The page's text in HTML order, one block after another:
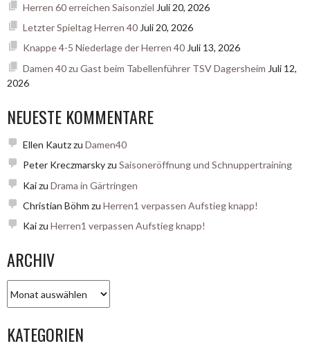
Herren 60 erreichen Saisonziel Juli 20, 2026
Letzter Spieltag Herren 40 Juli 20, 2026
Knappe 4-5 Niederlage der Herren 40Juli 13, 2026
Damen 40 zu Gast beim Tabellenführer TSV Dagersheim Juli 12,
2026
NEUESTE KOMMENTARE
Ellen Kautzzu Damen40
Peter Kreczmarskyzu Saisoneröffnung und Schnuppertraining
Kaizu Drama in Gärtringen
Christian Böhm zu Herren1 verpassen Aufstieg knapp!
Kaizu Herren1 verpassen Aufstieg knapp!
ARCHIV
KATEGORIEN